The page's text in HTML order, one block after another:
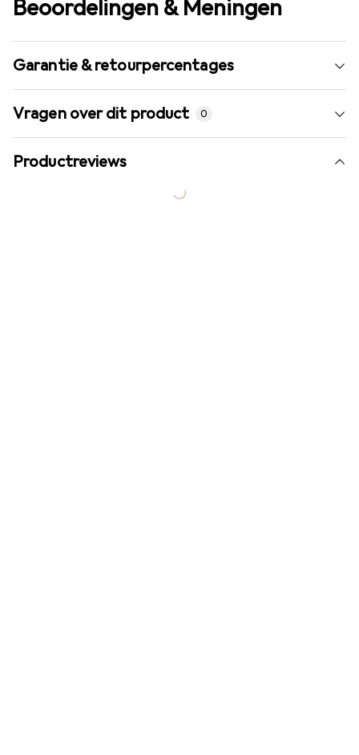
Beoordelingen & Meningen
Garantie & retourpercentages
Vragen over dit product 0
Productreviews